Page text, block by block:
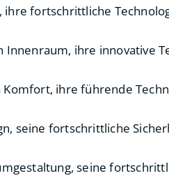
fortschrittliche
ihre innovative
ihre führende
seine fortschrittliche
seine